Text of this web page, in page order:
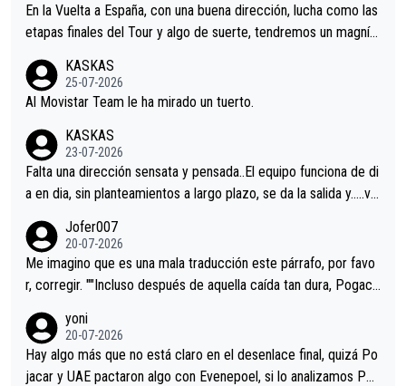
En la Vuelta a España, con una buena dirección, lucha como las
etapas finales del Tour y algo de suerte, tendremos un magnífi
KASKAS
25-07-2026
Al Movistar Team le ha mirado un tuerto.
KASKAS
23-07-2026
Falta una dirección sensata y pensada..El equipo funciona de di
a en dia, sin planteamientos a largo plazo, se da la salida y…..ve
Minguez, Velez etc etc.Me da pena vivir estos momentos tan
tristes sin victorias.
Jofer007
20-07-2026
Me imagino que es una mala traducción este párrafo, por favo
r, corregir. ""Incluso después de aquella caída tan dura, Pogaca
permaneció pegado a su rueda. Parecía increíble la forma en l
a que era capaz de controlar el miedo", recordó."
yoni
20-07-2026
Hay algo más que no está claro en el desenlace final, quizá Po
jacar y UAE pactaron algo con Evenepoel, si lo analizamos Poj